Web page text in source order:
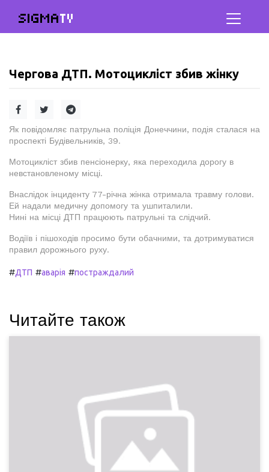
SIGMATV
Чергова ДТП. Мотоцикліст збив жінку
Як повідомляє патрульна поліція Донеччини, подія сталася на
проспекті Будівельників, 39.
Мотоцикліст збив пенсіонерку, яка переходила дорогу в
невстановленому місці.
Внаслідок інциденту 77-річна жінка отримала травму голови.
Ей надали медичну допомогу та ушпиталили.
Нині на місці ДТП працюють патрульні та слідчий.
Водіїв і пішоходів просимо бути обачними, та дотримуватися
правил дорожнього руху.
#ДТП #аварія #постраждалий
Читайте також